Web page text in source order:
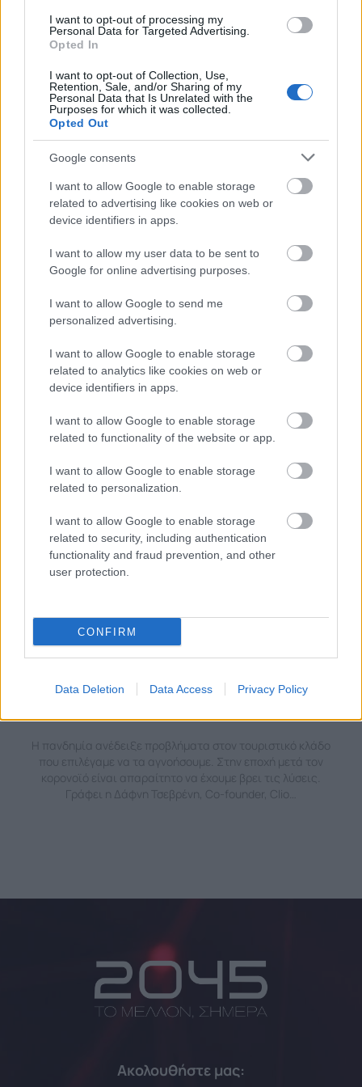
I want to opt-out of processing my
Personal Data for Targeted Advertising.
Opted In
I want to opt-out of Collection, Use,
Retention, Sale, and/or Sharing of my
Personal Data that Is Unrelated with the
Purposes for which it was collected.
Opted Out
Google consents
I want to allow Google to enable storage
related to advertising like cookies on web or
device identifiers in apps.
I want to allow my user data to be sent to
Google for online advertising purposes.
I want to allow Google to send me
personalized advertising.
I want to allow Google to enable storage
related to analytics like cookies on web or
device identifiers in apps.
I want to allow Google to enable storage
related to functionality of the website or app.
I want to allow Google to enable storage
related to personalization.
I want to allow Google to enable storage
related to security, including authentication
functionality and fraud prevention, and other
user protection.
CONFIRM
Data Deletion Data Access Privacy Policy
Posted
από GUEST AUTHOR
Η τηλεργασία φέρνει μεγάλες εργασιακές
02/04/2021 8 ΛΕΠΤΆ ΑΝΆΓΝΩΣΗ
Η τάση εκδημοκρατισμού στο χώρο εργασίας
επιταχύνεται. Τους τελευταίους μήνες, η ψηφιακή
τεχνολογία έχει ισοπεδώσει ιεραρχίες, προσφέροντας τη
δυνατότητα σύνδεσης και λήψης πληροφοριών σε όλους
και οι εργαζόμενοι έχουν στη…
Βιώσιμο και ψηφιακό το μέλλον της
Η πανδημία ανέδειξε προβλήματα στον τουριστικό κλάδο
που επιλέγαμε να τα αγνοήσουμε. Στην εποχή μετά τον
κορονοϊό είναι απαραίτητο να έχουμε βρει τις λύσεις.
Γράφει η Δάφνη Τσεβρένη, Co-founder, Clio…
Ακολουθήστε μας: